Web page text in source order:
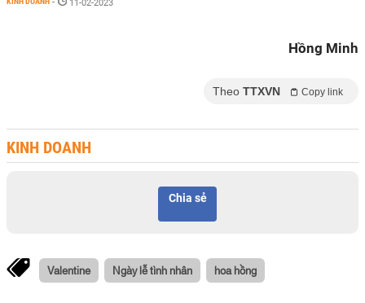
11-02-2023
Hồng Minh
Theo TTXVN Copy link
KINH DOANH
Chia sẻ
Valentine Ngày lễ tình nhân hoa hồng